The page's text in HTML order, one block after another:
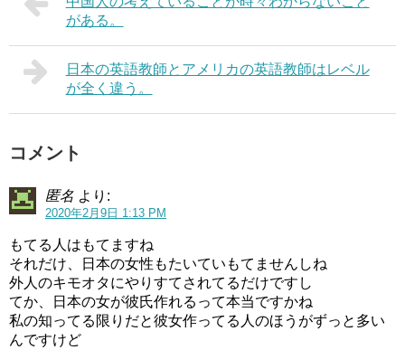
がある。
日本の英語教師とアメリカの英語教師はレベル
が全く違う。
コメント
匿名 より:
2020年2月9日 1:13 PM
もてる人はもてますね
それだけ、日本の女性もたいていもてませんしね
外人のキモオタにやりすてされてるだけですし
てか、日本の女が彼氏作れるって本当ですかね
私の知ってる限りだと彼女作ってる人のほうがずっと多い
んですけど